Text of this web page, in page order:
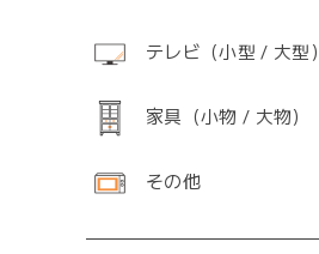
テレビ（小型 / 大型）
家具（小物 / 大物）
その他